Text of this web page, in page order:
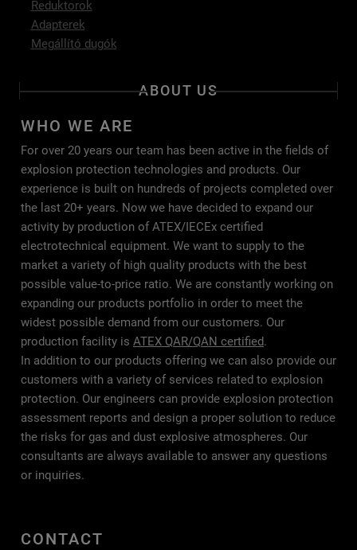
Reduktorok
Adapterek
Megállító dugók
ABOUT US
WHO WE ARE
For over 20 years our team has been active in the fields of
explosion protection technologies and products. Our
experience is built on hundreds of projects completed over
the last 20+ years. Now we have decided to expand our
activity by production of ATEX/IECEx certified
electrotechnical equipment. We want to supply to the
market a variety of high quality products with the best
possible value-to-price ratio. We are constantly working on
expanding our products portfolio in order to meet the
widest possible demand from our customers. Our
production facility is ATEX QAR/QAN certified.
In addition to our products offering we can also provide our
customers with a variety of services related to explosion
protection. Our engineers can provide explosion protection
assessment reports and design a proper solution to reduce
the risks for gas and dust explosive atmospheres. Our
consultants are always available to answer any questions
or inquiries.
CONTACT